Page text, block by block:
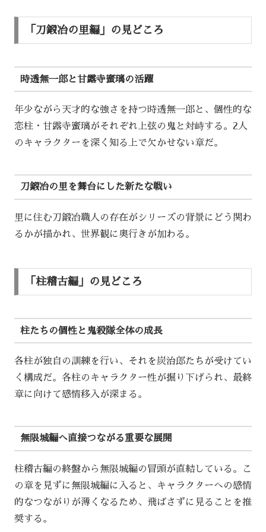
「刀鍛冶の里編」の見どころ
時透無一郎と甘露寺蜜璃の活躍
年少ながら天才的な強さを持つ時透無一郎と、個性的な
恋柱・甘露寺蜜璃がそれぞれ上弦の鬼と対峙する。2人
のキャラクターを深く知る上で欠かせない章だ。
刀鍛冶の里を舞台にした新たな戦い
里に住む刀鍛冶職人の存在がシリーズの背景にどう関わ
るかが描かれ、世界観に奥行きが加わる。
「柱稽古編」の見どころ
柱たちの個性と鬼殺隊全体の成長
各柱が独自の訓練を行い、それを炭治郎たちが受けてい
く構成だ。各柱のキャラクター性が掘り下げられ、最終
章に向けて感情移入が深まる。
無限城編へ直接つながる重要な展開
柱稽古編の終盤から無限城編の冒頭が直結している。こ
の章を見ずに無限城編に入ると、キャラクターへの感情
的なつながりが薄くなるため、飛ばさずに見ることを推
奨する。